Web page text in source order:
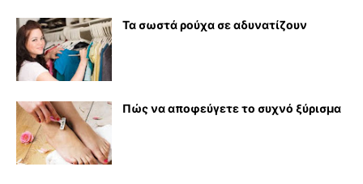
Τα σωστά ρούχα σε αδυνατίζουν
Πώς να αποφεύγετε το συχνό ξύρισμα